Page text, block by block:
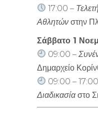
17:00 –
Αθλητών στην
Σάββατο 1
09:00 –
Δημαρχείο
09:00 –
Διαδικασίαστο